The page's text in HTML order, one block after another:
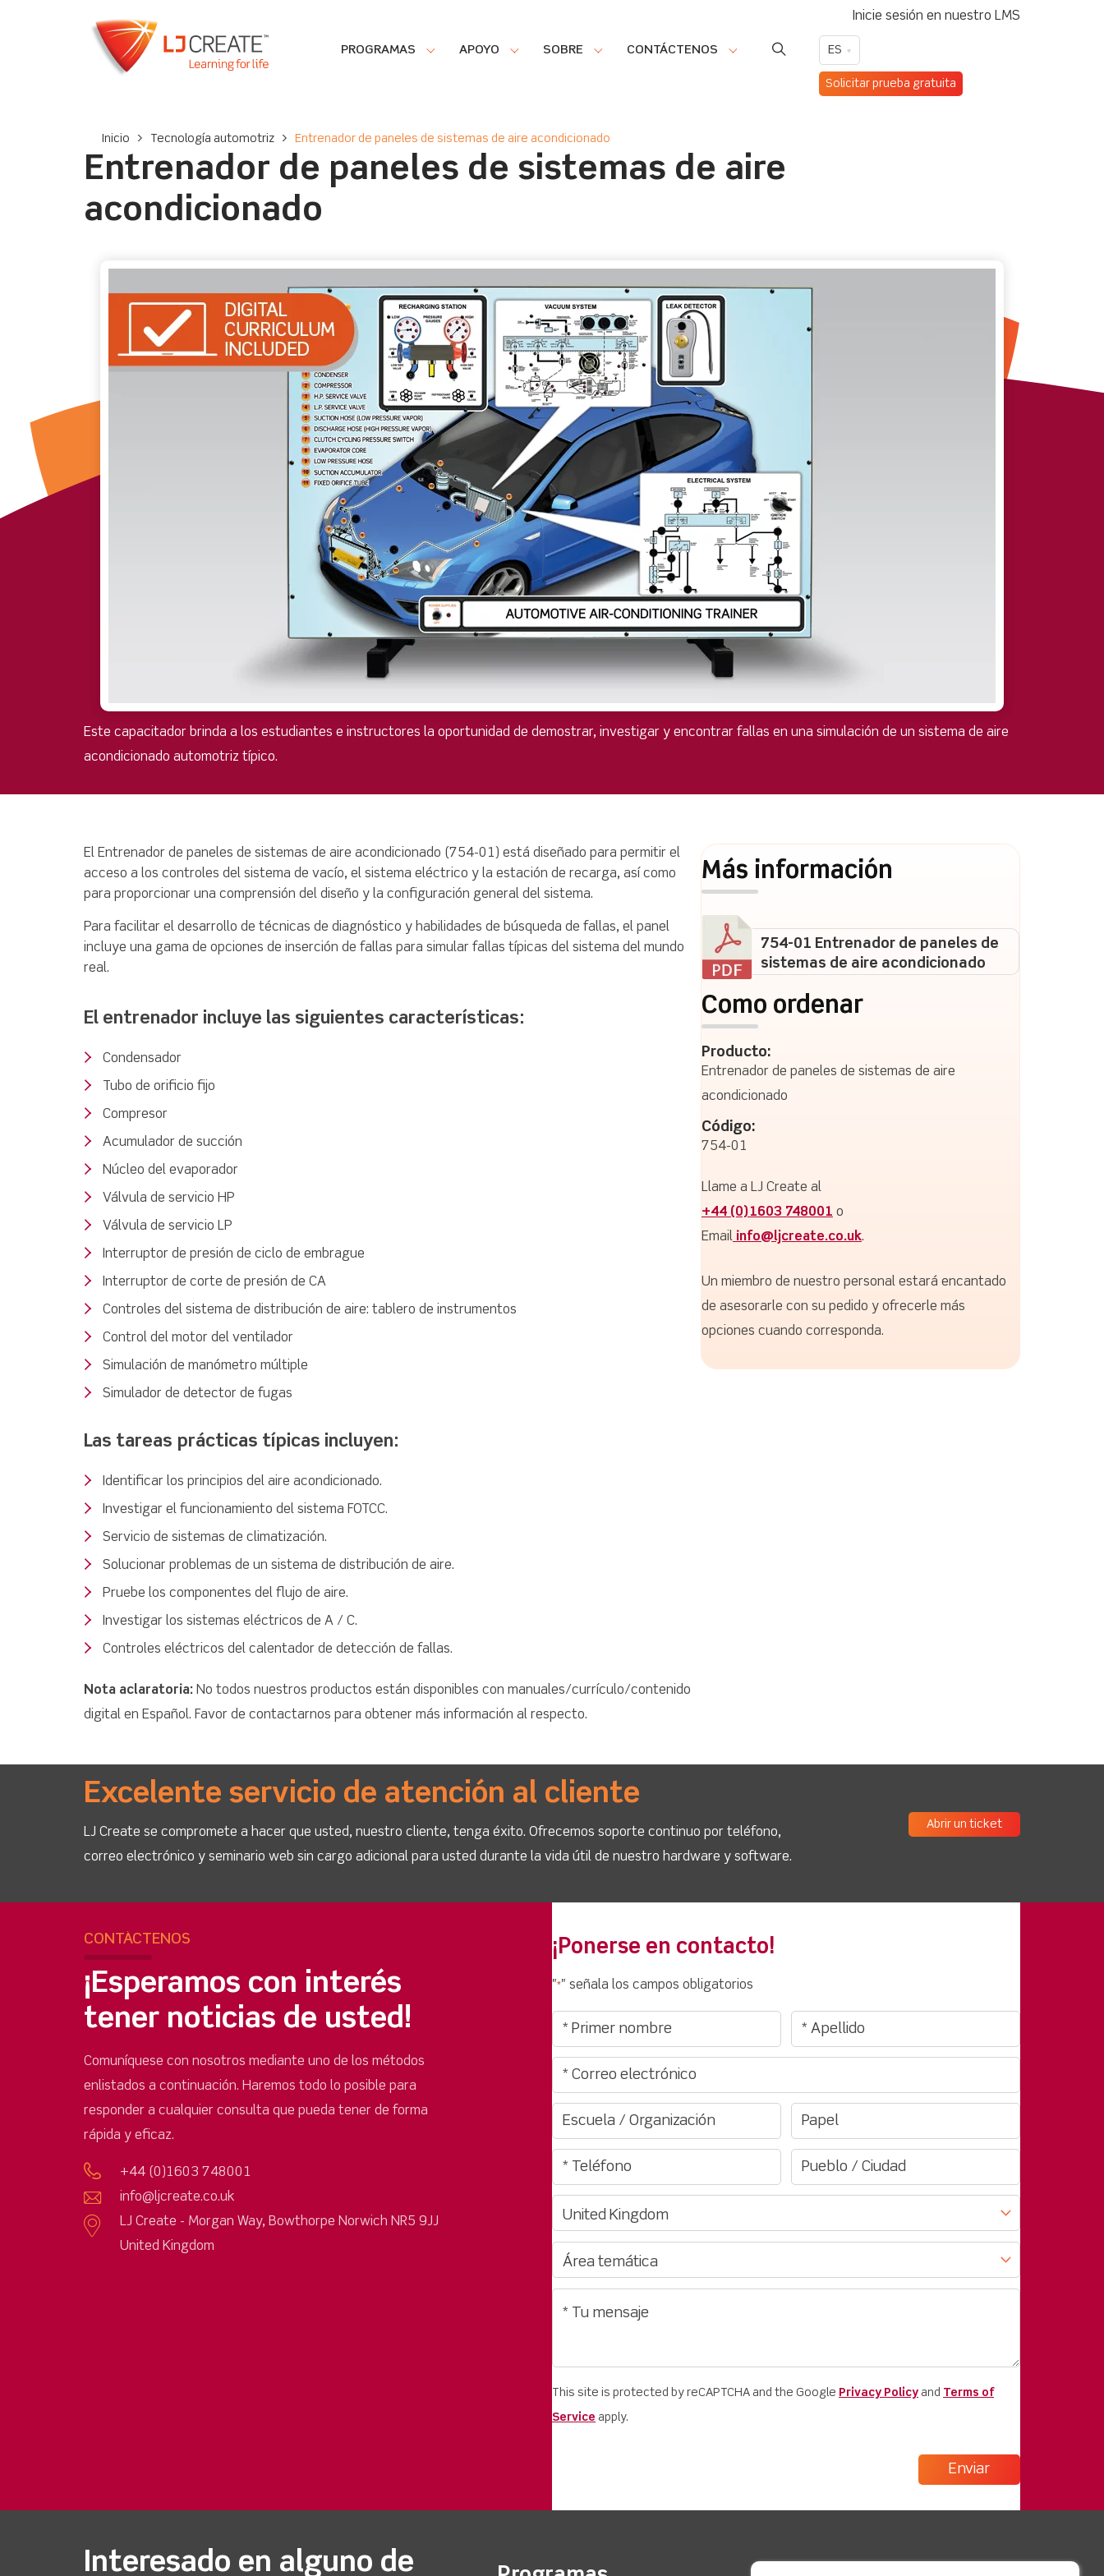
Inicie sesión en nuestro LMS
PROGRAMAS APOYO SOBRE CONTÁCTENOS ES
Solicitar prueba gratuita
Inicio > Tecnología automotriz > Entrenador de paneles de sistemas de aire acondicionado
Entrenador de paneles de sistemas de aire
acondicionado
Este capacitador brinda a los estudiantes e instructores la oportunidad de demostrar, investigar y encontrar fallas en una simulación de un sistema de aire
acondicionado automotriz típico.
El Entrenador de paneles de sistemas de aire acondicionado (754-01) está diseñado para permitir el
acceso a los controles del sistema de vacío, el sistema eléctrico y la estación de recarga, así como
para proporcionar una comprensión del diseño y la configuración general del sistema.
Para facilitar el desarrollo de técnicas de diagnóstico y habilidades de búsqueda de fallas, el panel
incluye una gama de opciones de inserción de fallas para simular fallas típicas del sistema del mundo
real.
El entrenador incluye las siguientes características:
Condensador
Tubo de orificio fijo
Compresor
Acumulador de succión
Núcleo del evaporador
Válvula de servicio HP
Válvula de servicio LP
Interruptor de presión de ciclo de embrague
Interruptor de corte de presión de CA
Controles del sistema de distribución de aire: tablero de instrumentos
Control del motor del ventilador
Simulación de manómetro múltiple
Simulador de detector de fugas
Las tareas prácticas típicas incluyen:
Identificar los principios del aire acondicionado.
Investigar el funcionamiento del sistema FOTCC.
Servicio de sistemas de climatización.
Solucionar problemas de un sistema de distribución de aire.
Pruebe los componentes del flujo de aire.
Investigar los sistemas eléctricos de A / C.
Controles eléctricos del calentador de detección de fallas.
Nota aclaratoria: No todos nuestros productos están disponibles con manuales/currículo/contenido
digital en Español. Favor de contactarnos para obtener más información al respecto.
Más información
754-01 Entrenador de paneles de
sistemas de aire acondicionado
Como ordenar
Producto:
Entrenador de paneles de sistemas de aire
acondicionado
Código:
754-01
Llame a LJ Create al
+44 (0)1603 748001 o
Email info@ljcreate.co.uk.
Un miembro de nuestro personal estará encantado
de asesorarle con su pedido y ofrecerle más
opciones cuando corresponda.
Excelente servicio de atención al cliente
LJ Create se compromete a hacer que usted, nuestro cliente, tenga éxito. Ofrecemos soporte continuo por teléfono,
correo electrónico y seminario web sin cargo adicional para usted durante la vida útil de nuestro hardware y software.
Abrir un ticket
CONTÁCTENOS
¡Esperamos con interés
tener noticias de usted!
Comuníquese con nosotros mediante uno de los métodos
enlistados a continuación. Haremos todo lo posible para
responder a cualquier consulta que pueda tener de forma
rápida y eficaz.
+44 (0)1603 748001
info@ljcreate.co.uk
LJ Create - Morgan Way, Bowthorpe Norwich NR5 9JJ
United Kingdom
¡Ponerse en contacto!
"*" señala los campos obligatorios
This site is protected by reCAPTCHA and the Google Privacy Policy and Terms of
Service apply.
Interesado en alguno de